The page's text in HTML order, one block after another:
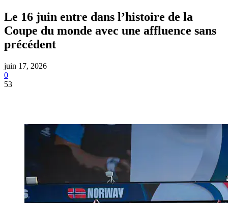
Le 16 juin entre dans l’histoire de la
Coupe du monde avec une affluence sans
précédent
juin 17, 2026
0
53